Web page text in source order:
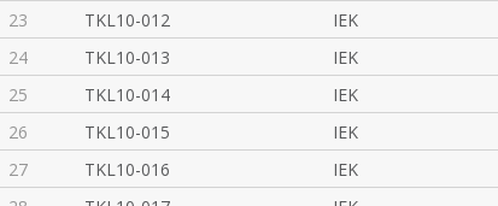
23 TKL10-012 IEK
24 TKL10-013 IEK
25 TKL10-014 IEK
26 TKL10-015 IEK
27 TKL10-016 IEK